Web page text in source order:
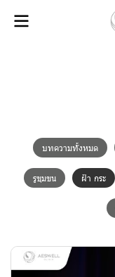
บทความทั้งหมด
รูขุมขน ฝ้า กระ